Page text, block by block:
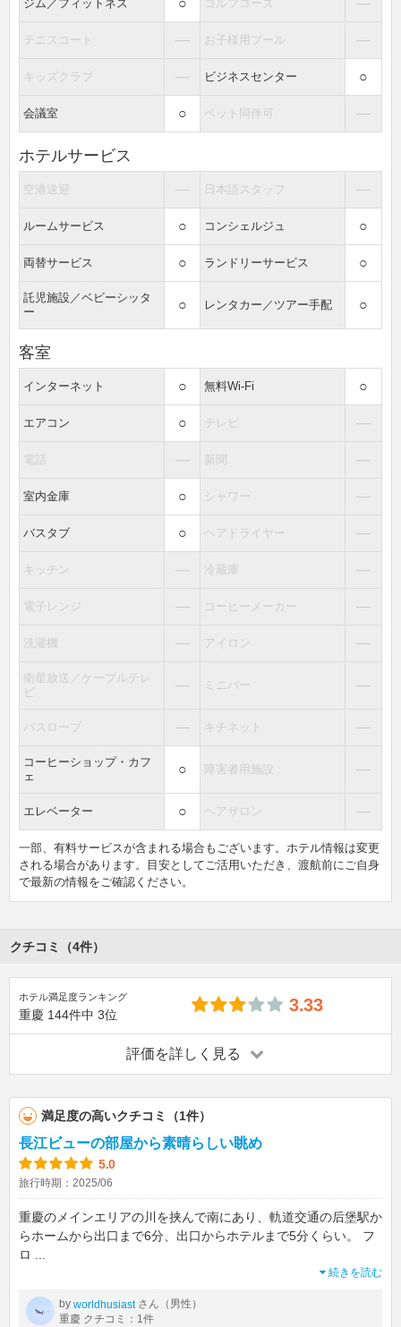
ジム／フィットネス ○ ゴルフコース ―
テニスコート ― お子様用プール ―
キッズクラブ ― ビジネスセンター ○
会議室 ○ ペット同伴可 ―
ホテルサービス
空港送迎 ― 日本語スタッフ ―
ルームサービス ○ コンシェルジュ ○
両替サービス ○ ランドリーサービス ○
託児施設／ベビーシッタ
ー
○ レンタカー／ツアー手配 ○
客室
インターネット ○ 無料Wi-Fi ○
エアコン ○ テレビ ―
電話 ― 新聞 ―
室内金庫 ○ シャワー ―
バスタブ ○ ヘアドライヤー ―
キッチン ― 冷蔵庫 ―
電子レンジ ― コーヒーメーカー ―
洗濯機 ― アイロン ―
衛星放送／ケーブルテレ
ビ
― ミニバー ―
バスローブ ― キチネット ―
コーヒーショップ・カフ
ェ
○ 障害者用施設 ―
エレベーター ○ ヘアサロン ―
一部、有料サービスが含まれる場合もございます。ホテル情報は変更
される場合があります。目安としてご活用いただき、渡航前にご自身
で最新の情報をご確認ください。
クチコミ（4件）
ホテル満足度ランキング
重慶 144件中 3位 3.33
評価を詳しく見る
満足度の高いクチコミ（1件）
長江ビューの部屋から素晴らしい眺め
5.0
旅行時期：2025/06
重慶のメインエリアの川を挟んで南にあり、軌道交通の后堡駅か
らホームから出口まで6分、出口からホテルまで5分くらい。 フ
ロ
続きを読む
by worldhusiast さん（男性）
重慶 クチコミ：1件